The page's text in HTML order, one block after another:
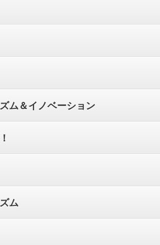
ム＆イノベーション
ム